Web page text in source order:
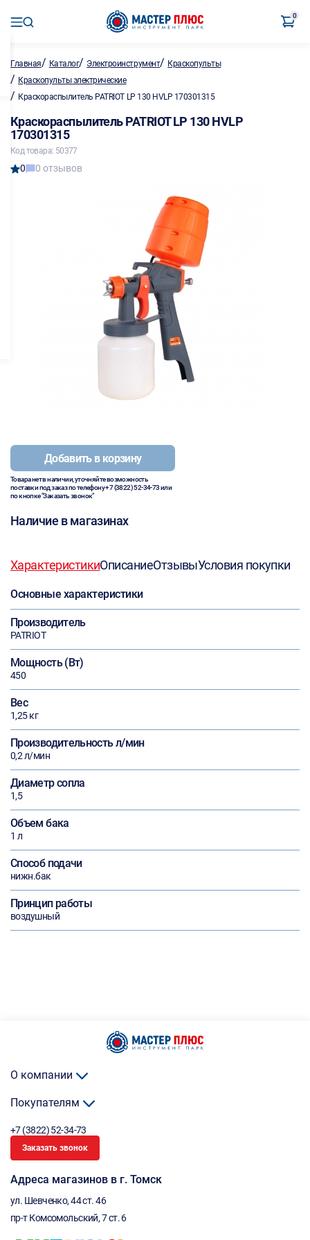
0
Главная/ Каталог/ Электроинструмент/ Краскопульты
/ Краскопульты электрические
/ Краскораспылитель PATRIOT LP 130 HVLP 170301315
Краскораспылитель PATRIOT LP 130 HVLP
170301315
Код товара: 50377
0 0 отзывов
Добавить в корзину
Товара нет в наличии, уточняйте возможность
поставки под заказ по телефону+7 (3822) 52-34-73или
по кнопке "Заказать звонок"
Наличие в магазинах
ХарактеристикиОписаниеОтзывыУсловия покупки
Основные характеристики
Производитель
PATRIOT
Мощность (Вт)
450
Вес
1,25 кг
Производительность л/мин
0,2 л/мин
Диаметр сопла
1,5
Объем бака
1 л
Способ подачи
нижн.бак
Принцип работы
воздушный
О компании
Покупателям
+7 (3822) 52-34-73
Заказать звонок
Адреса магазинов в г. Томск
ул. Шевченко, 44 ст. 46
пр-т Комсомольский, 7 ст. 6